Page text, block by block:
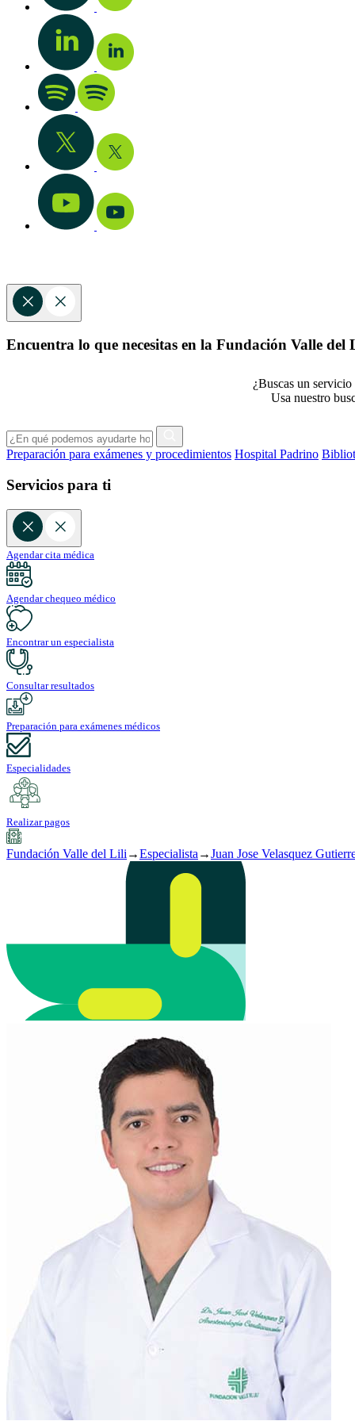
Encuentra lo que necesitas en la Fundación Valle del
¿Buscas un
Usa nuestro
Preparación para exámenes y procedimientos Hospital Padrino
Servicios para ti
Agendar cita médica
Agendar chequeo médico
Encontrar un especialista
Consultar resultados
Preparación para exámenes médicos
Especialidades
Realizar pagos
Fundación Valle del Lili →Especialista →Juan Jose Velasquez